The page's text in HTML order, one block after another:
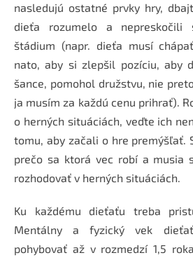
nasledujú ostatné prvky hry,
dieťa rozumelo a nepreskočili
štádium (napr. dieťa musí
nato, aby si zlepšil pozíciu, aby
šance, pomohol družstvu, nie
ja musím za každú cenu prihrať).
o herných situáciách, veďte ich
tomu, aby začali o hre premýšľať.
prečo sa ktorá vec robí a musia
rozhodovať v herných situáciách.
Ku každému dieťaťu treba
Mentálny a fyzický vek
pohybovať až v rozmedzí 1,5